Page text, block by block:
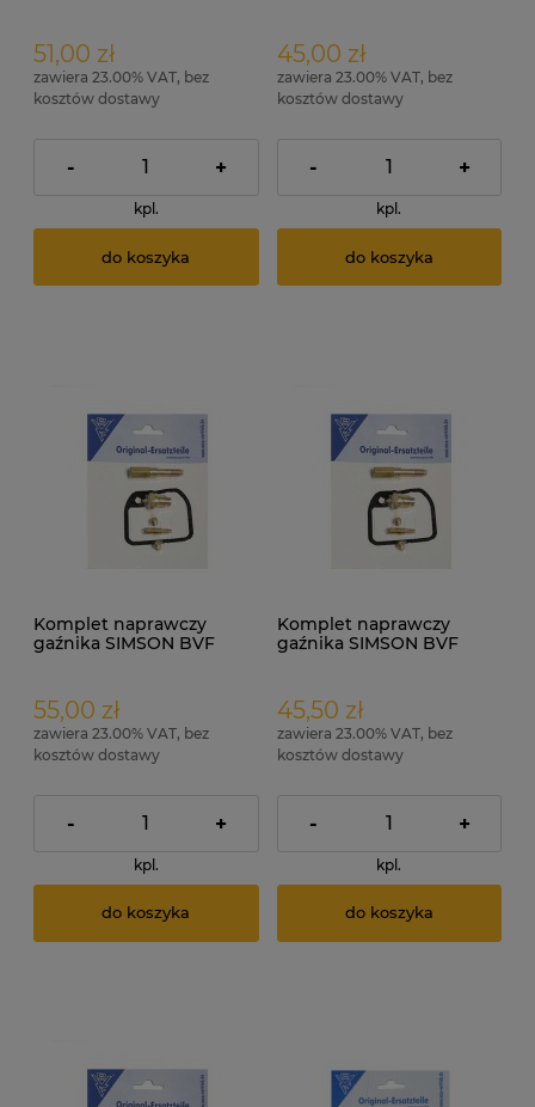
51,00 zł
zawiera 23.00% VAT, bez
kosztów dostawy
- +
kpl.
do koszyka
45,00 zł
zawiera 23.00% VAT, bez
kosztów dostawy
- +
kpl.
do koszyka
Komplet naprawczy
gaźnika SIMSON BVF
55,00 zł
zawiera 23.00% VAT, bez
kosztów dostawy
- +
kpl.
do koszyka
Komplet naprawczy
gaźnika SIMSON BVF
45,50 zł
zawiera 23.00% VAT, bez
kosztów dostawy
- +
kpl.
do koszyka